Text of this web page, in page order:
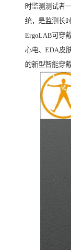
时监测测试者
统，是监测长
ErgoLAB可穿
心电、EDA皮
的新型智能穿